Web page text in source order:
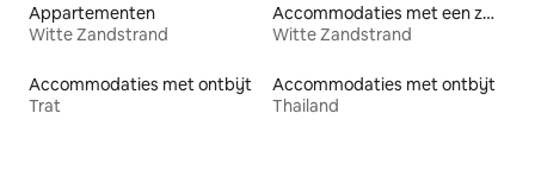
Appartementen
Witte Zandstrand
Accommodaties met een zwembad
Witte Zandstrand
Accommodaties met ontbijt
Trat
Accommodaties met ontbijt
Thailand